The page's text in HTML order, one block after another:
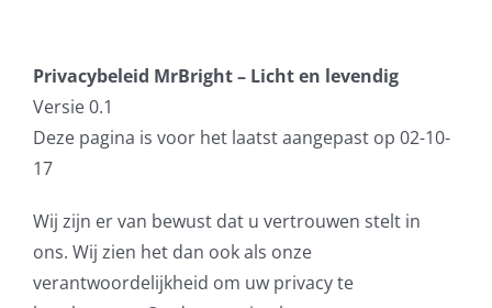
Privacybeleid MrBright – Licht en levendig
Versie 0.1
Deze pagina is voor het laatst aangepast op 02-10-
17
Wij zijn er van bewust dat u vertrouwen stelt in
ons. Wij zien het dan ook als onze
verantwoordelijkheid om uw privacy te